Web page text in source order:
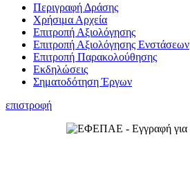
Περιγραφή Δράσης
Χρήσιμα Αρχεία
Επιτροπή Αξιολόγησης
Επιτροπή Αξιολόγησης Ενστάσεων
Επιτροπή Παρακολούθησης
Εκδηλώσεις
Σηματοδότηση Έργων
επιστροφή